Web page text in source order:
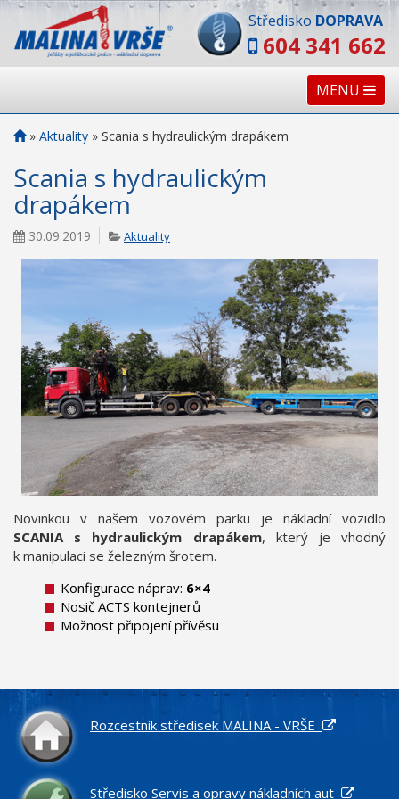
Středisko DOPRAVA
604 341 662
MENU
» Aktuality » Scania s hydraulickým drapákem
Scania s hydraulickým
drapákem
30.09.2019 Aktuality
Novinkou v našem vozovém parku je nákladní vozidlo
SCANIA s hydraulickým drapákem, který je vhodný
k manipulaci se železným šrotem.
Konfigurace náprav: 6×4
Nosič ACTS kontejnerů
Možnost připojení přívěsu
Rozcestník středisek MALINA - VRŠE
Středisko Servis a opravy nákladních aut